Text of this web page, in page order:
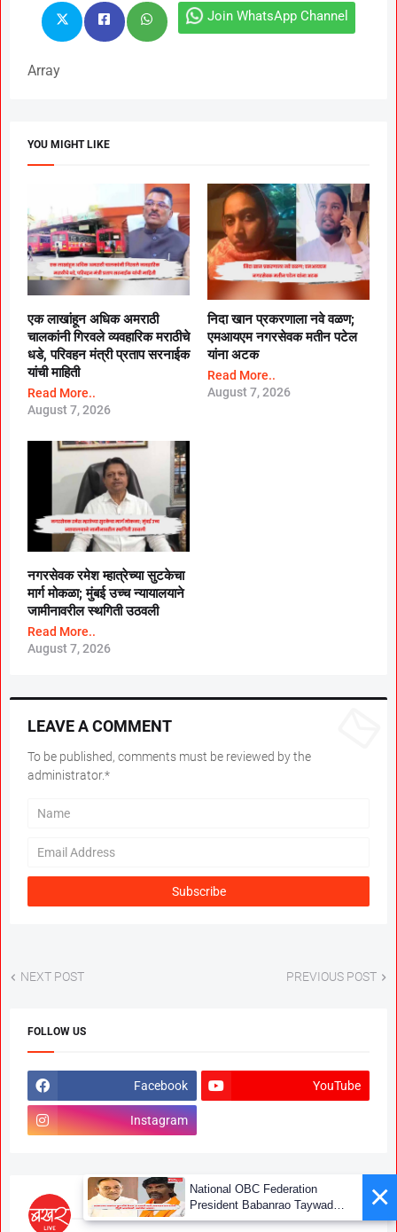
Join WhatsApp Channel
Array
YOU MIGHT LIKE
एक लाखांहून अधिक अमराठी
चालकांनी गिरवले व्यवहारिक मराठीचे
धडे, परिवहन मंत्री प्रताप सरनाईक
यांची माहिती
Read More..
August 7, 2026
निदा खान प्रकरणाला नवे वळण;
एमआयएम नगरसेवक मतीन पटेल
यांना अटक
Read More..
August 7, 2026
नगरसेवक रमेश म्हात्रेच्या सुटकेचा
मार्ग मोकळा; मुंबई उच्च न्यायालयाने
जामीनावरील स्थगिती उठवली
Read More..
August 7, 2026
LEAVE A COMMENT
To be published, comments must be reviewed by the
administrator.*
NEXT POST PREVIOUS POST
FOLLOW US
Facebook YouTube
Instagram
×
National OBC Federation
President Babanrao Taywade
Claims Only 27 Kunbi